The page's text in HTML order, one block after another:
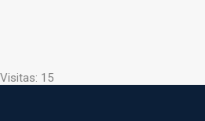
Visitas: 15